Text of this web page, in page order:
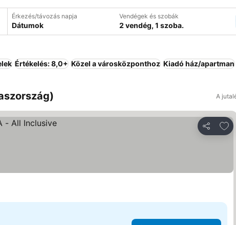
Érkezés/távozás napja
Dátumok
Vendégek és szobák
2 vendég, 1 szoba.
Értékelés: 8,0+ Közel a városközponthoz Kiadó ház/apartman
A
Megosztás